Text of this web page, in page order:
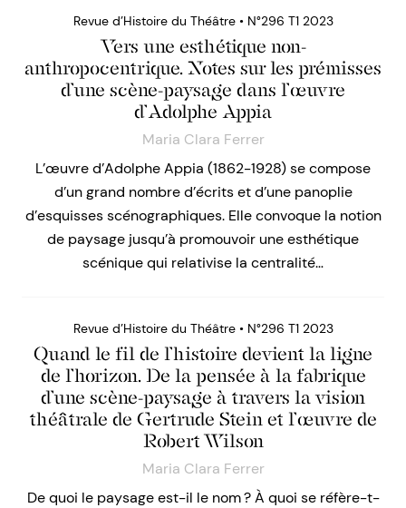
Revue d’Histoire du Théâtre • N°296 T1 2023
Vers une esthétique non-
anthropocentrique. Notes sur les prémisses
d’une scène-paysage dans l’œuvre
d’Adolphe Appia
Maria Clara Ferrer
L’œuvre d’Adolphe Appia (1862-1928) se compose
d’un grand nombre d’écrits et d’une panoplie
d’esquisses scénographiques. Elle convoque la notion
de paysage jusqu’à promouvoir une esthétique
scénique qui relativise la centralité…
Revue d’Histoire du Théâtre • N°296 T1 2023
Quand le fil de l’histoire devient la ligne
de l’horizon. De la pensée à la fabrique
d’une scène-paysage à travers la vision
théâtrale de Gertrude Stein et l’œuvre de
Robert Wilson
Maria Clara Ferrer
De quoi le paysage est-il le nom ? À quoi se réfère-t-